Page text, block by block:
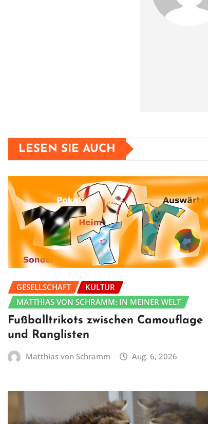
LESEN SIE AUCH
GESELLSCHAFT
KULTUR
MATTHIAS VON SCHRAMM: IN MEINER WELT
Fußballtrikots zwischen Camouflage
und Ranglisten
Matthias von Schramm Aug. 6, 2026